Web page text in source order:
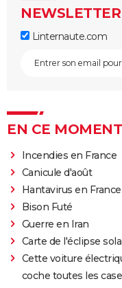
NEWSLETTER
Linternaute.com
EN CE MOMENT
Incendies en France
Canicule d'août
Hantavirus en France
Bison Futé
Guerre en Iran
Carte de l'éclipse
Cette voiture
coche toutes les